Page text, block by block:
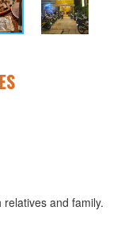
and family.